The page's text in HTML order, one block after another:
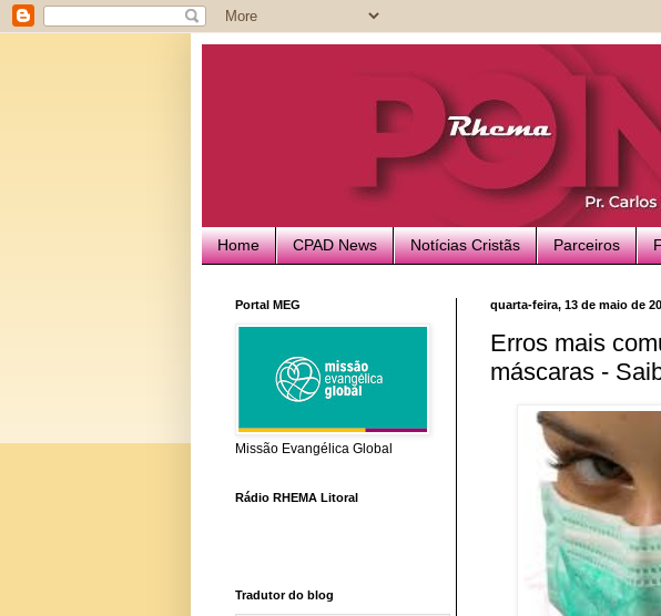
Home CPAD News Notícias Cristãs Parceiros
quarta-feira, 13 de maio de
Erros mais
máscaras -
Portal MEG
Missão Evangélica Global
Rádio RHEMA Litoral
Tradutor do blog